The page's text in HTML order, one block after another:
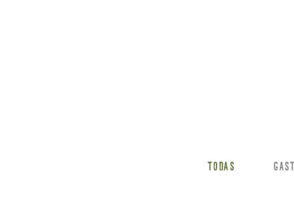
TODAS